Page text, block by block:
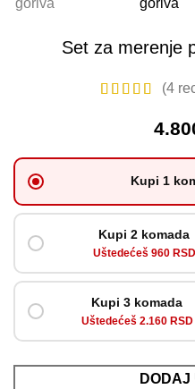
Set za merenje
(4
Kupi 1
Kupi 2 komada
Uštedećeš 960 RSD
Kupi 3 komada
Uštedećeš 2.160 RSD
DODAJ